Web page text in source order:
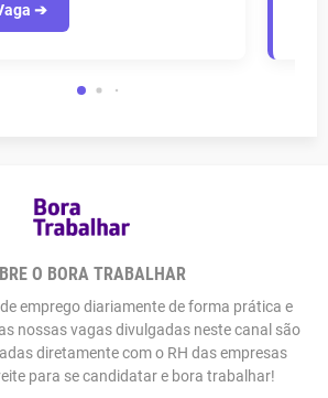
➔
O BORA TRABALHAR
emprego diariamente de forma prática e
nossas vagas divulgadas neste canal são
diretamente com o RH das empresas
para se candidatar e bora trabalhar!